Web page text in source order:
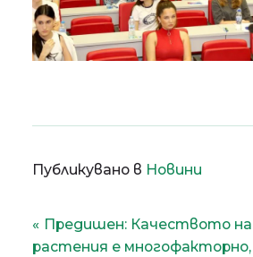
Публикувано в Новини
Навигация
Предишен: Качеството
растения е